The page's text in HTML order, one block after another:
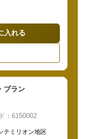
入れる
ブラン
：6150002
ミリオン地区